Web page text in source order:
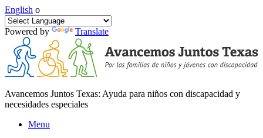
English o
Powered by Translate
Avancemos Juntos Texas: Ayuda para niños con discapacidad y
necesidades especiales
Menu